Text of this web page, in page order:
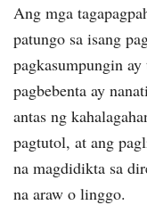
Ang mga
patungo sa isang
pagkasumpungin
pagbebenta ay
antas ng
pagtutol, at ang
na magdidikta sa
na araw o linggo.